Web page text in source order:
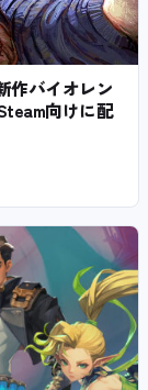
作バイオレン
向けに配